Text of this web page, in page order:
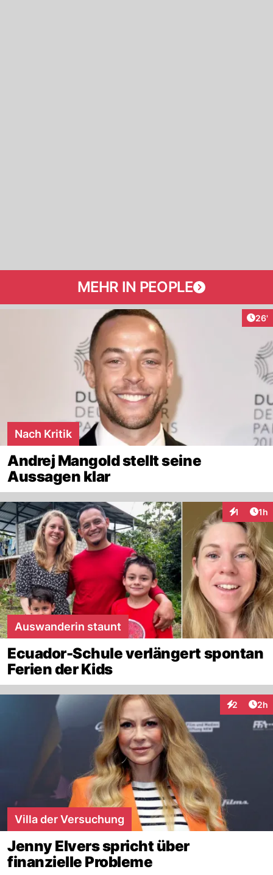
MEHR IN PEOPLE
26'
Nach Kritik
Andrej Mangold stellt seine
Aussagen klar
1 1h
Auswanderin staunt
Ecuador-Schule verlängert spontan
Ferien der Kids
2 2h
Villa der Versuchung
Jenny Elvers spricht über
finanzielle Probleme